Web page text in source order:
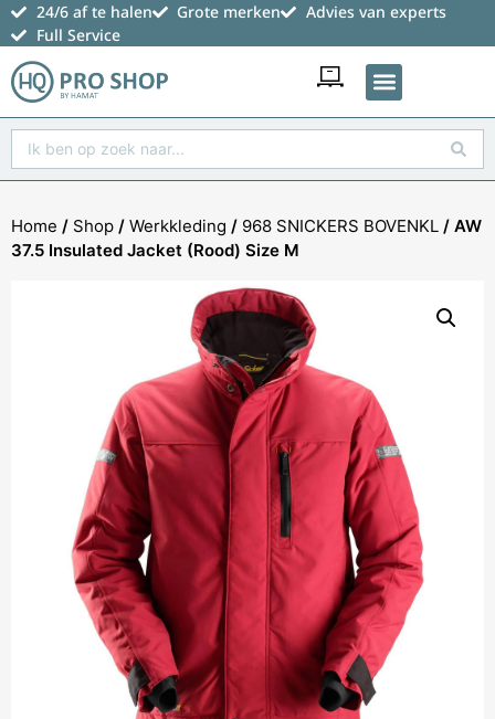
24/6 af te halen Grote merken
Advies van experts
Full Service
Home / Shop / Werkkleding / 968 SNICKERS BOVENKL / AW
37.5 Insulated Jacket (Rood) Size M